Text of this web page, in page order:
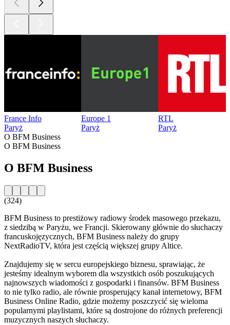
France Info
Paryż
Europe 1
Paryż
RTL
Paryż
O BFM Business
O BFM Business
O BFM Business
(324)
BFM Business to prestiżowy radiowy środek masowego przekazu,
z siedzibą w Paryżu, we Francji. Skierowany głównie do słuchaczy
francuskojęzycznych, BFM Business należy do grupy
NextRadioTV, która jest częścią większej grupy Altice.
Znajdujemy się w sercu europejskiego biznesu, sprawiając, że
jesteśmy idealnym wyborem dla wszystkich osób poszukujących
najnowszych wiadomości z gospodarki i finansów. BFM Business
to nie tylko radio, ale równie prosperujący kanał internetowy, BFM
Business Online Radio, gdzie możemy poszczycić się wieloma
popularnymi playlistami, które są dostrojone do różnych preferencji
muzycznych naszych słuchaczy.